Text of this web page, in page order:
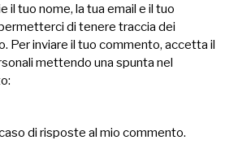
il tuo nome, la tua email e il tuo
di tenere traccia dei
Per inviare il tuo commento, accetta il
mettendo una spunta nel
di risposte al mio commento.